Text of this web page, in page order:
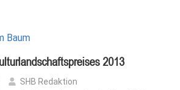
2013
SHB Redaktion